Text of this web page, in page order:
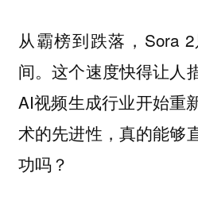
从霸榜到跌落，Sora
间。这个速度快得让人
AI视频生成行业开始重
术的先进性，真的能够
功吗？